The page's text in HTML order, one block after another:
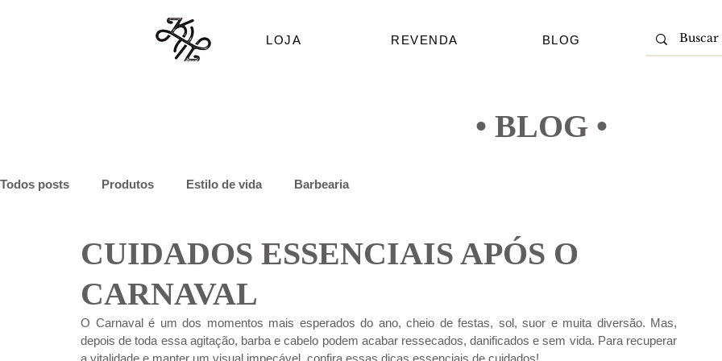
LOJA REVENDA BLOG
• BLOG •
Todos posts Produtos Estilo de vida Barbearia
CUIDADOS ESSENCIAIS APÓS O
CARNAVAL
O Carnaval é um dos momentos mais esperados do ano, cheio de festas, sol, suor e muita diversão. Mas,
depois de toda essa agitação, barba e cabelo podem acabar ressecados, danificados e sem vida. Para recuperar